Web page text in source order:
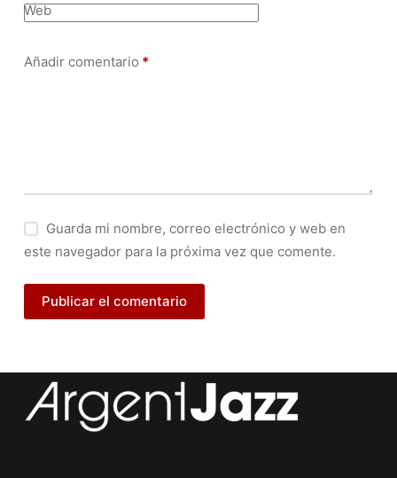
Web
Añadir comentario *
Guarda mi nombre, correo electrónico y web en
este navegador para la próxima vez que comente.
Publicar el comentario